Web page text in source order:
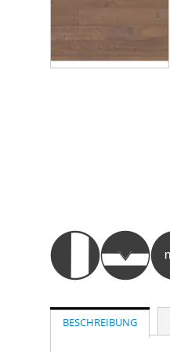
BESCHREIBUNG